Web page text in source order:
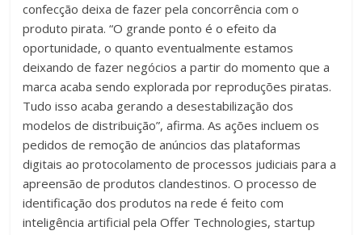
confecção deixa de fazer pela concorrência com o
produto pirata. “O grande ponto é o efeito da
oportunidade, o quanto eventualmente estamos
deixando de fazer negócios a partir do momento que a
marca acaba sendo explorada por reproduções piratas.
Tudo isso acaba gerando a desestabilização dos
modelos de distribuição”, afirma. As ações incluem os
pedidos de remoção de anúncios das plataformas
digitais ao protocolamento de processos judiciais para a
apreensão de produtos clandestinos. O processo de
identificação dos produtos na rede é feito com
inteligência artificial pela Offer Technologies, startup